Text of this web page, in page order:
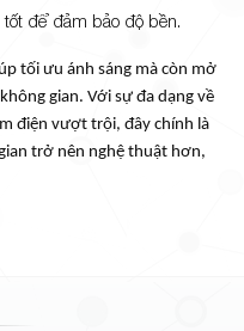
để đảm bảo độ bền.
tối ưu ánh sáng mà còn mở
gian. Với sự đa dạng về
điện vượt trội, đây chính là
trở nên nghệ thuật hơn,